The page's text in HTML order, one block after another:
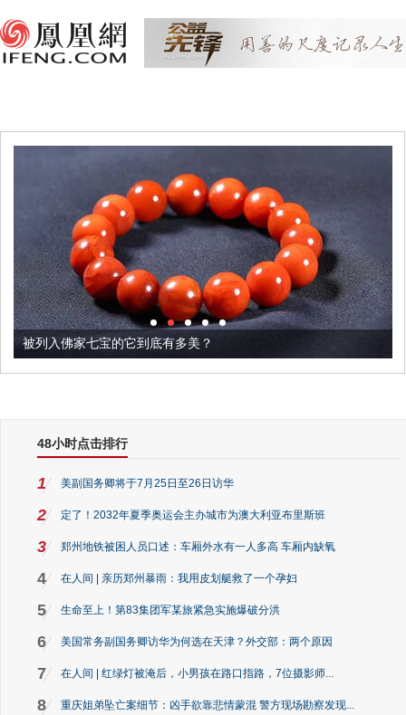
被列入佛家七宝的它到底有多美？
48小时点击排行
1 美副国务卿将于7月25日至26日访华
2 定了！2032年夏季奥运会主办城市为澳大利亚布里斯班
3 郑州地铁被困人员口述：车厢外水有一人多高 车厢内缺氧
4 在人间 | 亲历郑州暴雨：我用皮划艇救了一个孕妇
5 生命至上！第83集团军某旅紧急实施爆破分洪
6 美国常务副国务卿访华为何选在天津？外交部：两个原因
7 在人间 | 红绿灯被淹后，小男孩在路口指路，7位摄影师...
8 重庆姐弟坠亡案细节：凶手欲靠悲情蒙混 警方现场勘察发现...